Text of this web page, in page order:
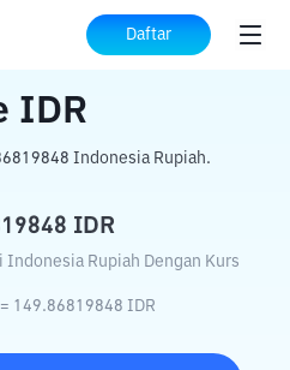
Daftar
SERAPH ke IDR
IDR
Indonesia Rupiah.
IDR
Indonesia Rupiah Dengan Kurs
= 149.86819848 IDR